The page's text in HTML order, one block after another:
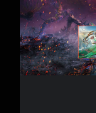
e
E
d
i
t